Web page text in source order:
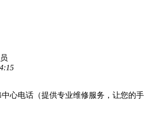
心电话（提供专业维修服务，让您的手